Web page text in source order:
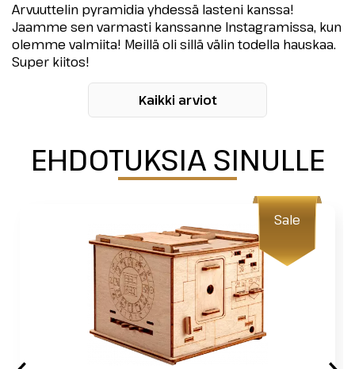
Arvuuttelin pyramidia yhdessä lasteni kanssa!
Jaamme sen varmasti kanssanne Instagramissa, kun
olemme valmiita! Meillä oli sillä välin todella hauskaa.
Super kiitos!
Kaikki arviot
EHDOTUKSIA SINULLE
Sale